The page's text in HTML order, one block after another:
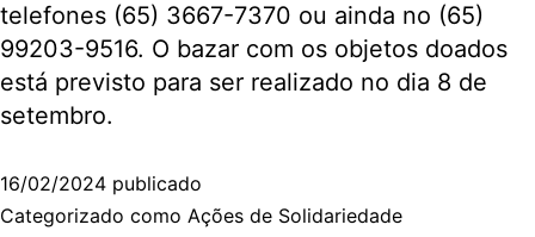
telefones (65) 3667-7370 ou ainda no (65)
99203-9516. O bazar com os objetos doados
está previsto para ser realizado no dia 8 de
setembro.
16/02/2024 publicado
Categorizado como Ações de Solidariedade